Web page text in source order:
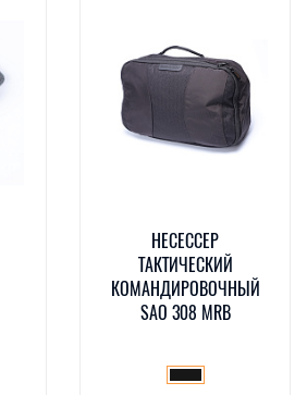
НЕСЕССЕР
ТАКТИЧЕСКИЙ
КОМАНДИРОВОЧНЫЙ
SAO 308 MRB